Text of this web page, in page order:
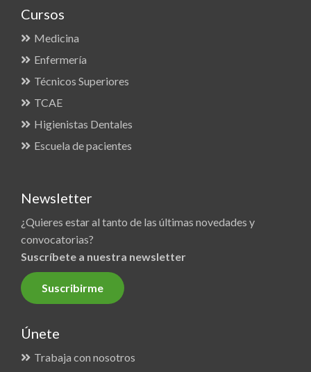
Cursos
Medicina
Enfermería
Técnicos Superiores
TCAE
Higienistas Dentales
Escuela de pacientes
Newsletter
¿Quieres estar al tanto de las últimas novedades y
convocatorias?
Suscríbete a nuestra newsletter
Suscribirme
Únete
Trabaja con nosotros